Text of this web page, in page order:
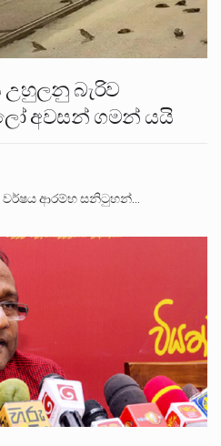
උහුලනු බැරිව
අවසන් ගමන් යයි
වර්ෂය ආරම්භ සනිටුහන්…